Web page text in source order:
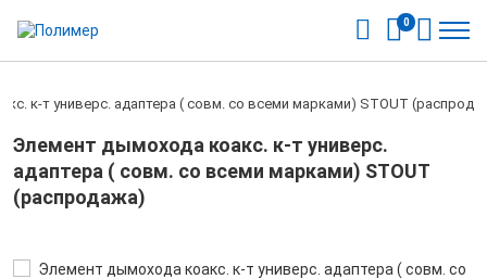
0
к-т универс. адаптера ( совм. со всеми марками) STOUT
Элемент дымохода коакс. к-т универс.
адаптера ( совм. со всеми марками) STOUT
(распродажа)